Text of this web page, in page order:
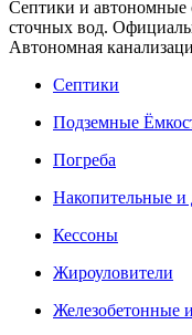
Cептики и автономные
сточных вод.
Автономная
Септики
Подземные
Погреба
Накопительные
Кессоны
Жироуловители
Железобетонные